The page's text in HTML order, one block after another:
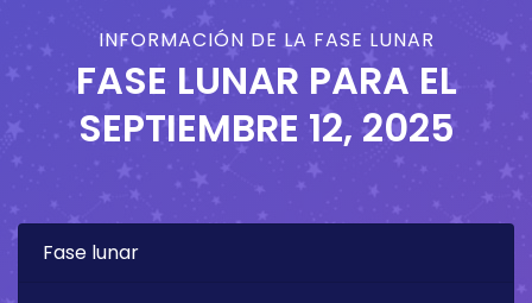
INFORMACIÓN DE LA FASE LUNAR
FASE LUNAR PARA EL
SEPTIEMBRE 12, 2025
Fase lunar